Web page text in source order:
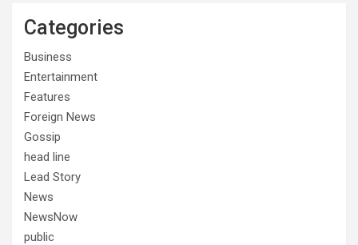
Categories
Business
Entertainment
Features
Foreign News
Gossip
head line
Lead Story
News
NewsNow
public